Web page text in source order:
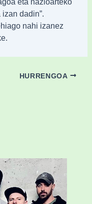
dadin”.
nahi izanez
HURRENGOA